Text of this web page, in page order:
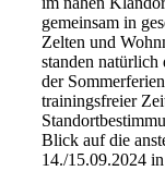
gemeinsam in
Zelten und
standen natürlich
der
trainingsfreier
Blick auf die
14./15.09.2024